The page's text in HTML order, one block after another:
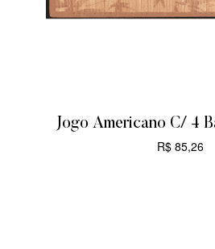
Jogo Americano C/ 4
R$ 85,26